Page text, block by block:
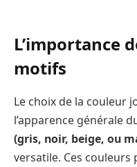
L’importance
motifs
Le choix de la couleur
l’apparence générale
(gris, noir, beige, ou
versatile. Ces